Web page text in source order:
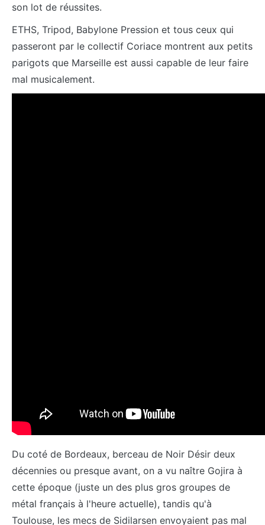
son lot de réussites.
ETHS, Tripod, Babylone Pression et tous ceux qui
passeront par le collectif Coriace montrent aux petits
parigots que Marseille est aussi capable de leur faire
mal musicalement.
Du coté de Bordeaux, berceau de Noir Désir deux
décennies ou presque avant, on a vu naître Gojira à
cette époque (juste un des plus gros groupes de
métal français à l'heure actuelle), tandis qu'à
Toulouse, les mecs de Sidilarsen envoyaient pas mal